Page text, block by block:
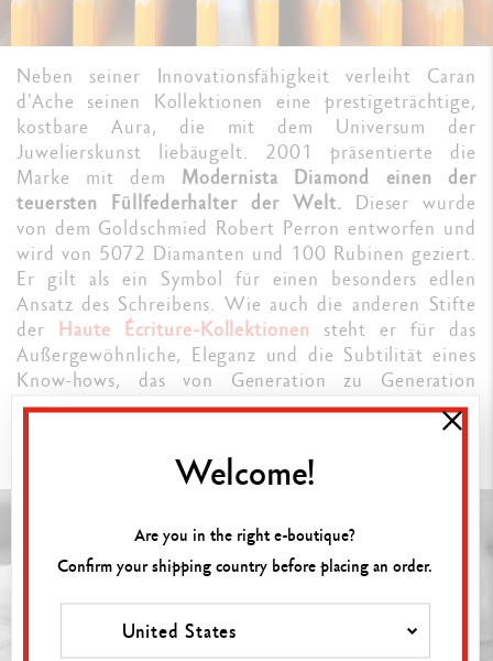
Neben seiner Innovationsfähigkeit verleiht Caran
d'Ache seinen Kollektionen eine prestigeträchtige,
kostbare Aura, die mit dem Universum der
Juwelierskunst liebäugelt. 2001 präsentierte die
Marke mit dem Modernista Diamond einen der
teuersten Füllfederhalter der Welt. Dieser wurde
von dem Goldschmied Robert Perron entworfen und
wird von 5072 Diamanten und 100 Rubinen geziert.
Er gilt als ein Symbol für einen besonders edlen
Ansatz des Schreibens. Wie auch die anderen Stifte
der Haute Écriture-Kollektionen steht er für das
Außergewöhnliche, Eleganz und die Subtilität eines
Know-hows, das von Generation zu Generation
weitergegeben wird.
Welcome!
Are you in the right e-boutique?
Confirm your shipping country before placing an order.
United States